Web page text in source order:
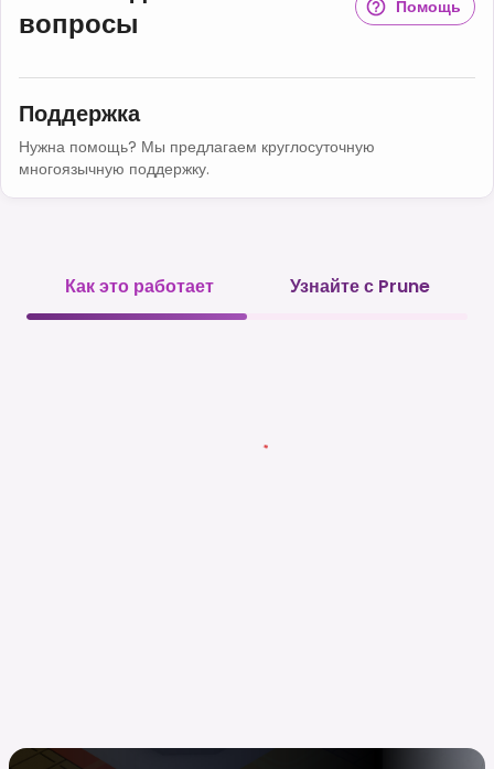
вопросы
Помощь
Поддержка
Нужна помощь? Мы предлагаем круглосуточную
многоязычную поддержку.
Как это работает Узнайте с Prune